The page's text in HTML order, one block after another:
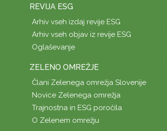
REVIJA ESG
Arhiv vseh izdaj revije ESG
Arhiv vseh objav iz revije ESG
Oglaševanje
ZELENO OMREŽJE
Člani Zelenega omrežja Slovenije
Novice Zelenega omrežja
Trajnostna in ESG poročila
O Zelenem omrežju